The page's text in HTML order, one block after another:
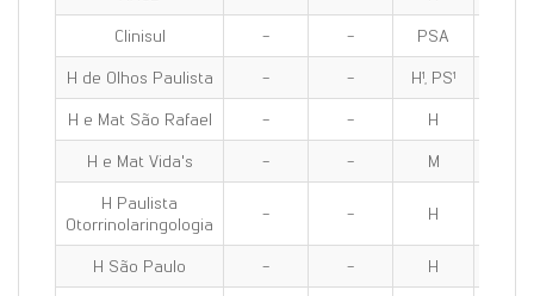
Clinisul
- - PSA
H de Olhos Paulista
- - H¹, PS¹
H e Mat São Rafael
- - H
H e Mat Vida's
- - M
H Paulista
Otorrinolaringologia
- - H
H São Paulo - - H